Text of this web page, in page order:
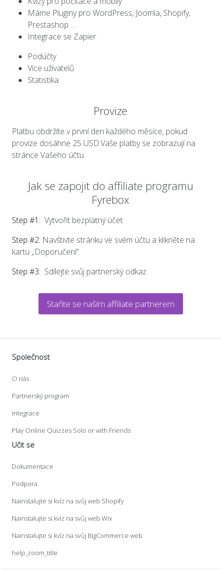
Máme Pluginy pro WordPress, Joomla, Shopify,
Prestashop ...
Integrace se Zapier
Podúčty
Více uživatelů
Statistika
Provize
Platbu obdržíte v první den každého měsíce, pokud
provize dosáhne 25 USD.Vaše platby se zobrazují na
stránce Vašeho účtu.
Jak se zapojit do affiliate programu
Fyrebox
Step #1: Vytvořit bezplatný účet
Step #2: Navštivte stránku ve svém účtu a klikněte na
kartu „Doporučení“.
Step #3: Sdílejte svůj partnerský odkaz
Staňte se naším affiliate partnerem
Společnost
O nás
Partnerský program
Integrace
Play Online Quizzes Solo or with Friends
Učit se
Dokumentace
Podpora
Nainstalujte si kvíz na svůj web Shopify
Nainstalujte si kvíz na svůj web Wix
Nainstalujte si kvíz na svůj BigCommerce web
help_zoom_title